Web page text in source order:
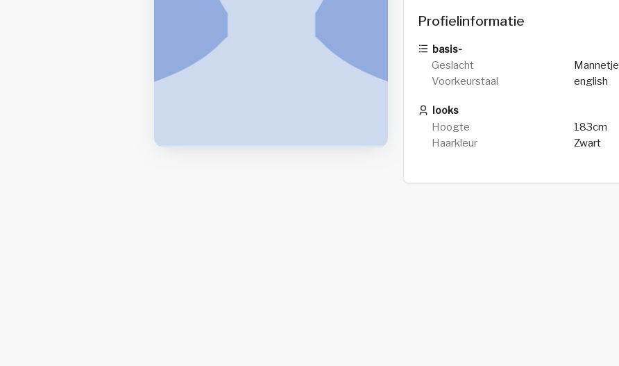
Profielinformatie
basis-
Geslacht
Mannetje
Voorkeurstaal
english
looks
Hoogte
183cm
Haarkleur
Zwart